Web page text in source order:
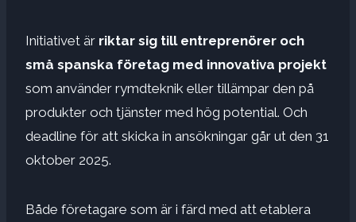
Initiativet är riktar sig till entreprenörer och
små spanska företag med innovativa projekt
som använder rymdteknik eller tillämpar den på
produkter och tjänster med hög potential. Och
deadline för att skicka in ansökningar går ut den 31
oktober 2025.
Både företagare som är i färd med att etablera